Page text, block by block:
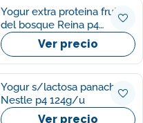
Yogur extra proteina frutos
del bosque Reina p4
120g/u
Ver precio
Yogur s/lactosa panache
Nestle p4 124g/u
Ver precio